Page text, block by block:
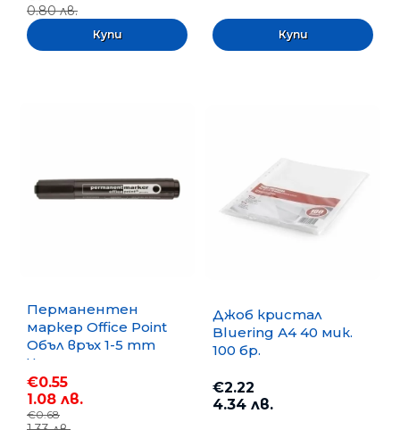
0.80 лв.
Перманентен
маркер Office Point
Объл връх 1-5 mm
Черен
€0.55
1.08 лв.
€0.68
Джоб кристал
Bluering А4 40 мик.
100 бр.
€2.22
4.34 лв.